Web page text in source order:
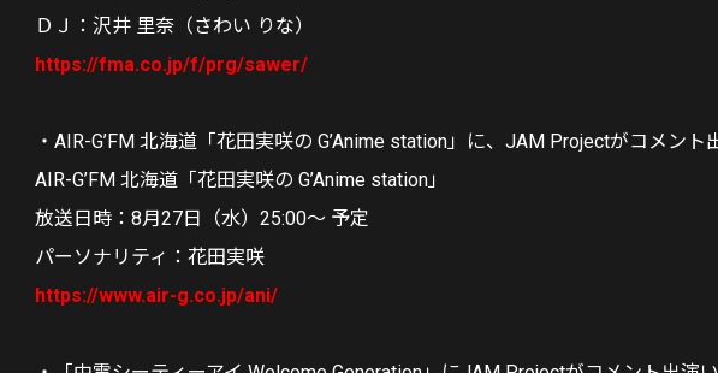
ＤＪ：沢井 里奈（さわい りな）
https://fma.co.jp/f/prg/sawer/
・AIR-G’FM 北海道「花田実咲の G’Anime station」に、JAM Projectがコメント
AIR-G’FM 北海道「花田実咲の G’Anime station」
放送日時：8月27日（水）25:00～ 予定
パーソナリティ：花田実咲
https://www.air-g.co.jp/ani/